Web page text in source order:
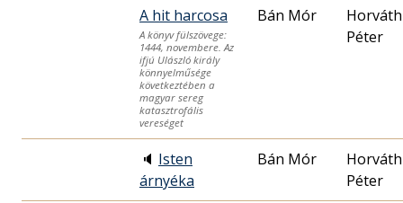
A hit harcosa
A könyv fülszövege:
1444, novembere. Az
ifjú Ulászló király
könnyelműsége
következtében a
magyar sereg
katasztrofális
vereséget
Bán Mór
Horváth
Péter
🔈 Isten
árnyéka
Bán Mór
Horváth
Péter